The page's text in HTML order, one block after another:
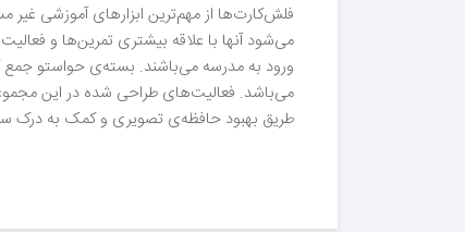
فلش‌کارت‌ها از مهم‌ترین ابزارهای آموزشی
می‌شود آنها با علاقه‌ بیشتری تمرین‌ها و
ورود به مدرسه می‌باشند. بسته‌ی حواستو جمع کن
می‌باشد. فعالیت‌های طراحی شده در این
طریق بهبود حافظه‌ی تصویری و کمک به درک